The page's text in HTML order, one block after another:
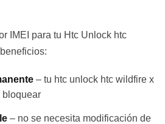
IMEI para tu Htc Unlock htc
– tu htc unlock htc wildfire x
bloquear
– no se necesita modificación de